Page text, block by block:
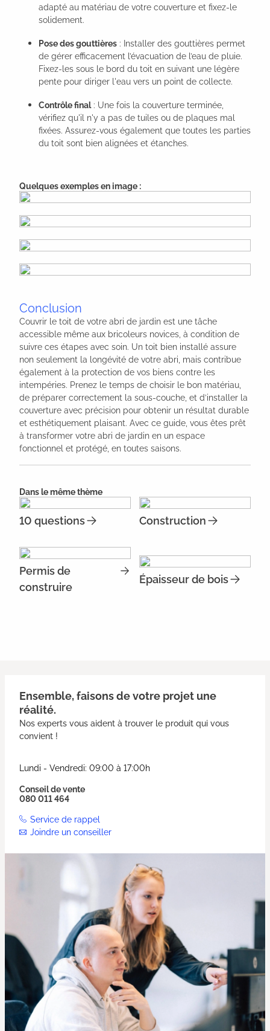
adapté au matériau de votre couverture et fixez-le
solidement.
Pose des gouttières : Installer des gouttières permet
de gérer efficacement l’évacuation de l’eau de pluie.
Fixez-les sous le bord du toit en suivant une légère
pente pour diriger l'eau vers un point de collecte.
Contrôle final: Une fois la couverture terminée,
vérifiez qu'il n'y a pas de tuiles ou de plaques mal
fixées. Assurez-vous également que toutes les parties
du toit sont bien alignées et étanches.
Quelques exemples en image :
Conclusion
Couvrir le toit de votre abri de jardin est une tâche
accessible même aux bricoleurs novices, à condition de
suivre ces étapes avec soin. Un toit bien installé assure
non seulement la longévité de votre abri, mais contribue
également à la protection de vos biens contre les
intempéries. Prenez le temps de choisir le bon matériau,
de préparer correctement la sous-couche, et d’installer la
couverture avec précision pour obtenir un résultat durable
et esthétiquement plaisant. Avec ce guide, vous êtes prêt
à transformer votre abri de jardin en un espace
fonctionnel et protégé, en toutes saisons.
Dans le même thème
10 questions Construction
Permis de
construire
Épaisseur de bois
Ensemble, faisons de votre projet une
réalité.
Nos experts vous aident à trouver le produit qui vous
convient !
Lundi - Vendredi: 09:00 à 17:00h
Conseil de vente
080 011 464
Service de rappel
Joindre un conseiller